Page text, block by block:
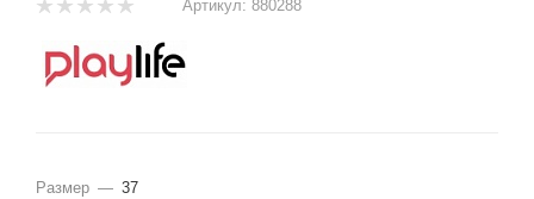
Артикул: 880288
Размер — 37